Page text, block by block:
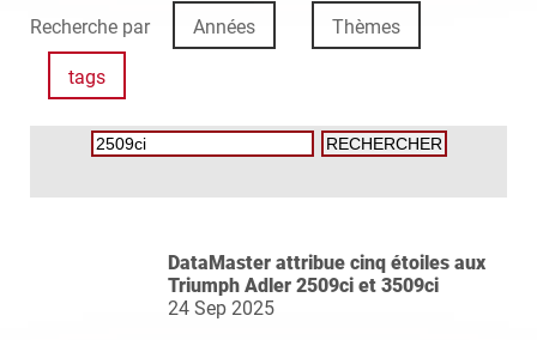
Recherche par Années Thèmes
tags
DataMaster attribue cinq étoiles aux
Triumph Adler 2509ci et 3509ci
24 Sep 2025